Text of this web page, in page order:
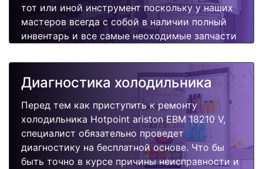
тот или иной инструмент поскольку у наших
мастеров всегда с собой в наличии полный
инвентарь и все самые неоходимые запчасти
быстро, качественно и недорого.
Диагностика холодильника
Перед тем как приступить к ремонту
холодильника Hotpoint ariston EBM 18210 V,
специалист обязательно проведет
диагностику на бесплатной основе. Что бы
быть точно в курсе причины неисправности и